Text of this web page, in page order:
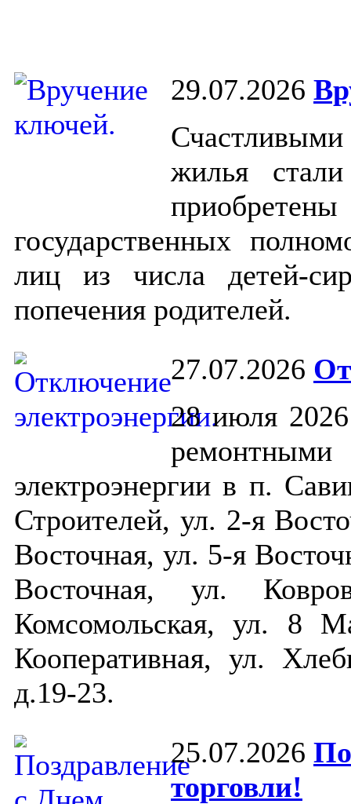
29.07.2026
жилья
государственных
лиц из числа детей-
попечения родителей.
27.07.2026
28 июля
ремонтными
электроэнергии в п.
Строителей, ул. 2-я
Восточная, ул. 5-я
Восточная, ул.
Комсомольская, ул. 8
Кооперативная, ул.
д.19-23.
25.07.2026
торговли!